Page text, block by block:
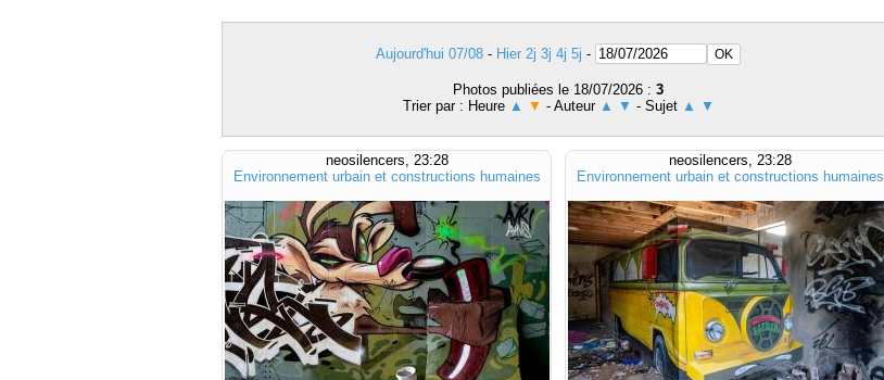
Aujourd'hui 07/08 - Hier 2j 3j 4j 5j -
Photos publiées le 18/07/2026 : 3
Trier par : Heure ▲ ▼ - Auteur ▲ ▼ - Sujet ▲ ▼
neosilencers, 23:28
Environnement urbain et constructions humaines
neosilencers, 23:28
Environnement urbain et constructions humaines